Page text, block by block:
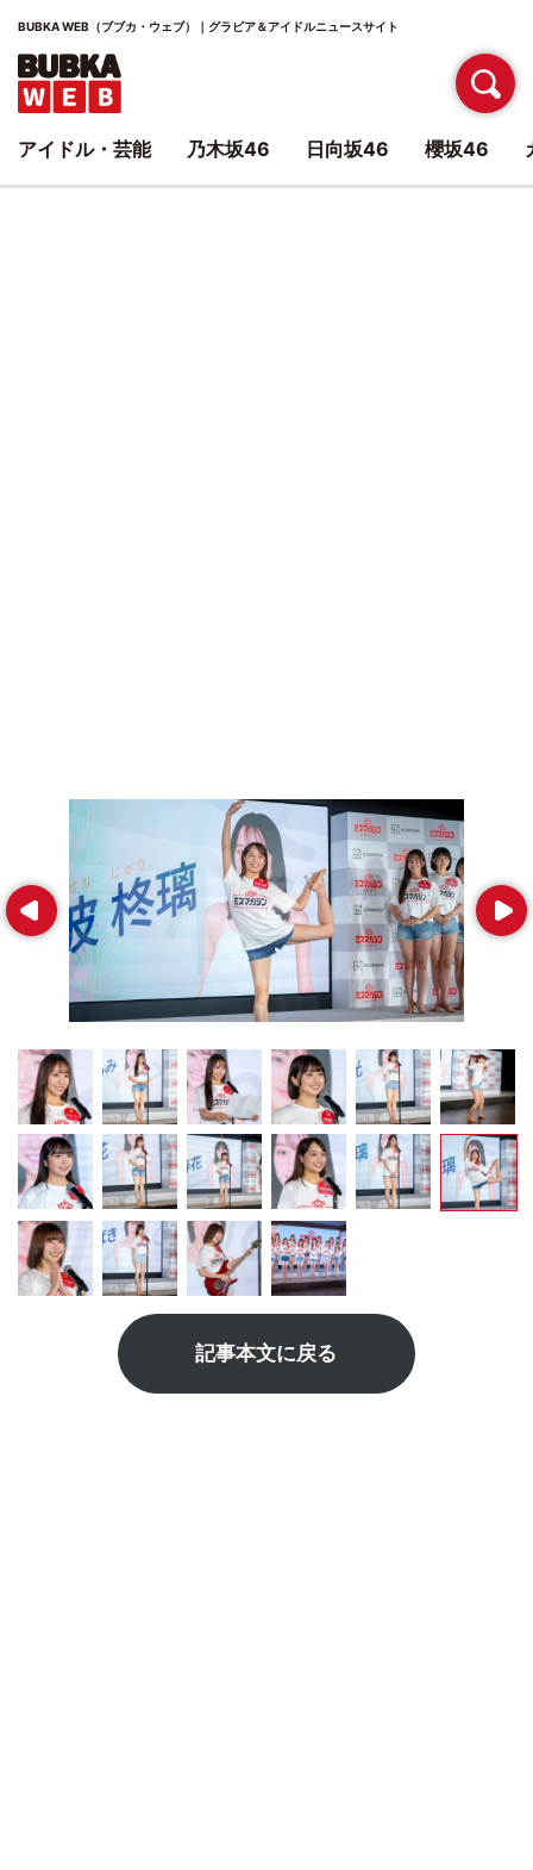
BUBKA WEB（ブブカ・ウェブ）｜グラビア＆アイドルニュースサイト
Prev Next
記事本文に戻る
アイドル・芸能 乃木坂46 日向坂46 櫻坂46